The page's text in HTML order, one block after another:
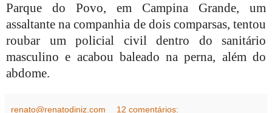
Parque do Povo, em Campina Grande, um
assaltante na companhia de dois comparsas, tentou
roubar um policial civil dentro do sanitário
masculino e acabou baleado na perna, além do
abdome.
renato@renatodiniz.com 12 comentários: